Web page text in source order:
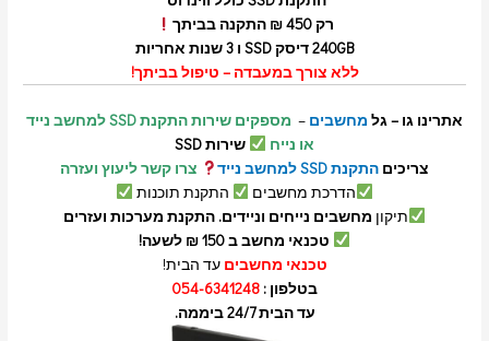
רק450 ₪ התקנה בביתך
240GB דיסק SSD ו 3 שנות אחריות
ללא צורך במעבדה – טיפול בביתך!
אתרינו גו – גל מחשבים –
מספקים שירות התקנת SSD למחשב נייד
או נייח
שירות SSD
צריכים התקנת SSD למחשב נייד
צרו קשר ליעוץ ועזרה
הדרכת מחשבים
התקנת תוכנות
תיקון מחשבים נייחים וניידים. התקנת מערכות ועזרים
טכנאי מחשב ב 150 ₪ לשעה!
טכנאי מחשבים עד הבית!
בטלפון :054-6341248
עד הבית 24/7 ביממה.